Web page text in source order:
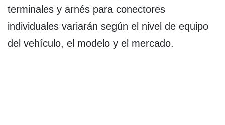
terminales y arnés para conectores
individuales variarán según el nivel de equipo
del vehículo, el modelo y el mercado.